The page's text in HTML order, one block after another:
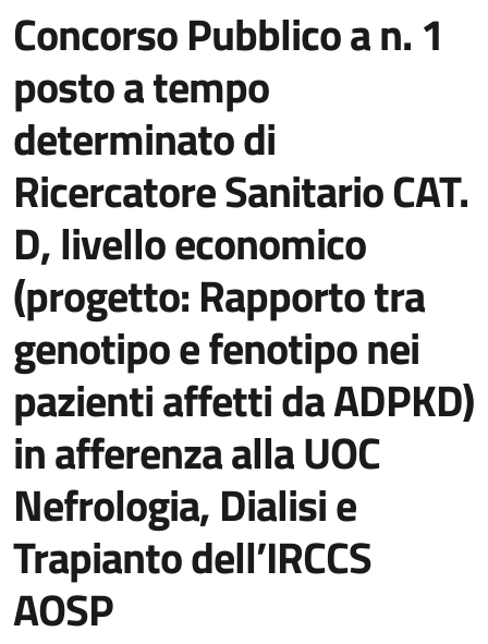
Concorso Pubblico a n. 1
posto a tempo
determinato di
Ricercatore Sanitario CAT.
D, livello economico
(progetto: Rapporto tra
genotipo e fenotipo nei
pazienti affetti da ADPKD)
in afferenza alla UOC
Nefrologia, Dialisi e
Trapianto dell’IRCCS
AOSP